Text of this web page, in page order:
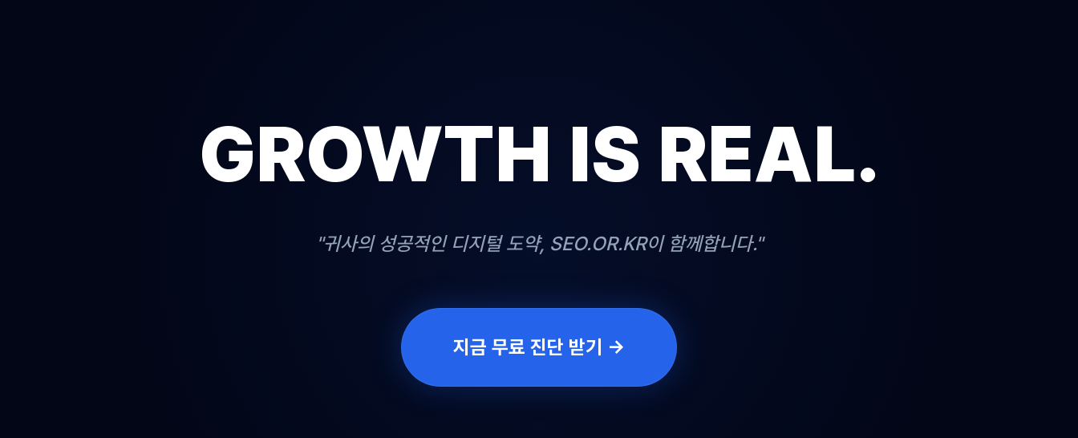
GROWTH IS REAL.
"귀사의 성공적인 디지털 도약, SEO.OR.KR이 함께합니다."
지금 무료 진단 받기 →